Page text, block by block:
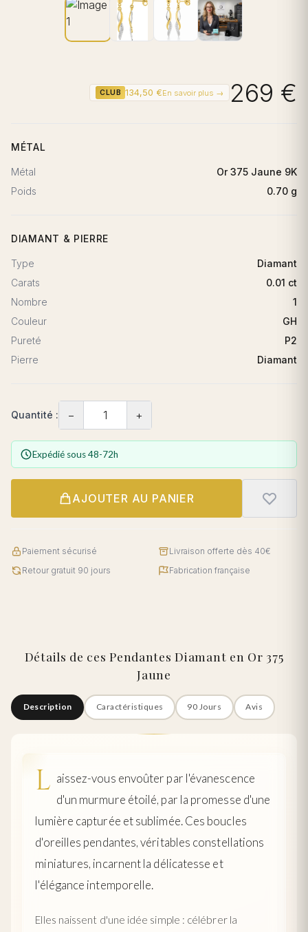
CLUB 134,50 €En savoir plus → 269 €
MÉTAL
Métal
Or 375 Jaune 9K
Poids
0.70 g
DIAMANT & PIERRE
Type
Diamant
Carats
0.01 ct
Nombre
1
Couleur
GH
Pureté
P2
Pierre
Diamant
Quantité : − +
Expédié sous 48-72h
AJOUTER AU PANIER
Paiement sécurisé
Livraison offerte dès 40€
Retour gratuit 90 jours
Fabrication française
Détails de ces Pendantes Diamant en Or 375
Jaune
Description Caractéristiques 90 Jours Avis
L aissez-vous envoûter par l'évanescence
d'un murmure étoilé, par la promesse d'une
lumière capturée et sublimée. Ces boucles
d'oreilles pendantes, véritables constellations
miniatures, incarnent la délicatesse et
l'élégance intemporelle.
Elles naissent d'une idée simple : célébrer la